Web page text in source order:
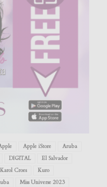
Apple iStore
Aruba
DIGITAL
El Salvador
Karol Croes
Kuro
Miss Universe 2023